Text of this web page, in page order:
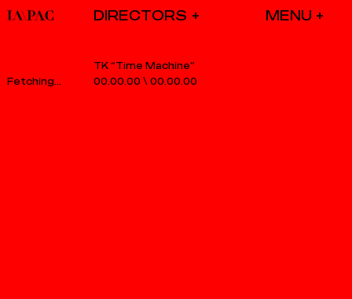
DIRECTORS
00.00.00 \ 00.00.00
TK “Time Machine”